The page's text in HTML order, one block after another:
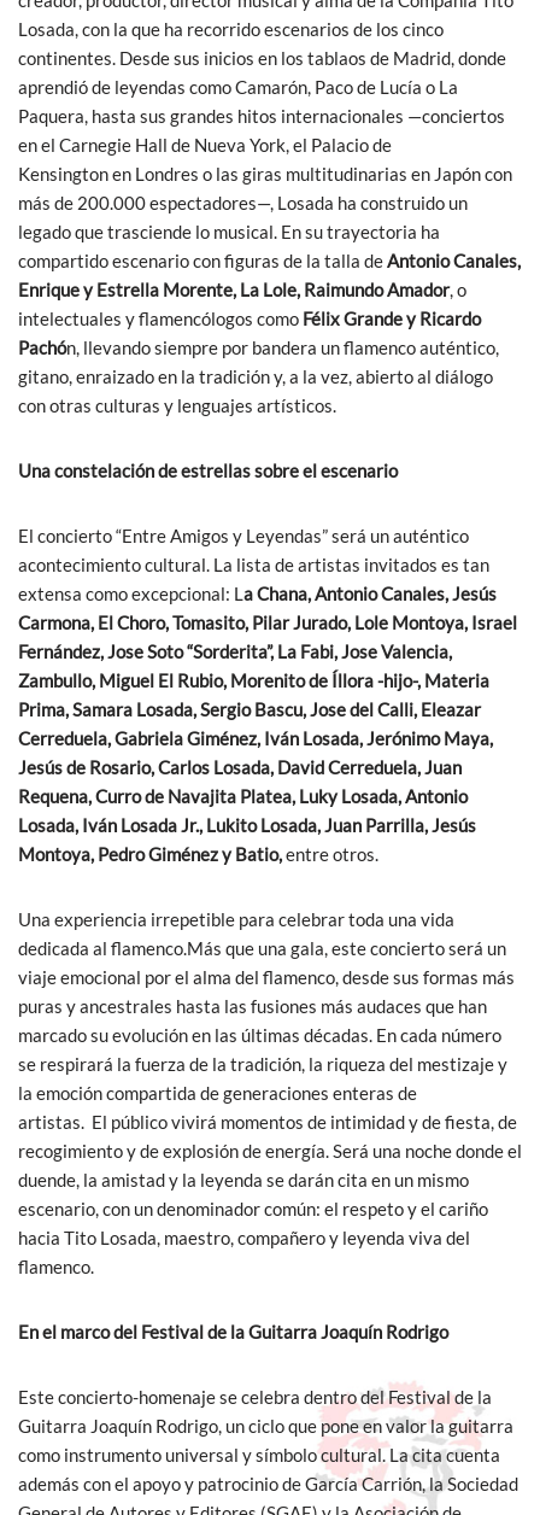
Losada, con la que ha recorrido escenarios de los cinco
continentes. Desde sus inicios en los tablaos de Madrid, donde
aprendió de leyendas como Camarón, Paco de Lucía o La
Paquera, hasta sus grandes hitos internacionales —conciertos
en el Carnegie Hall de Nueva York, el Palacio de
Kensington en Londres o las giras multitudinarias en Japón con
más de 200.000 espectadores—, Losada ha construido un
legado que trasciende lo musical. En su trayectoria ha
compartido escenario con figuras de la talla deAntonio Canales,
Enrique y Estrella Morente, La Lole, Raimundo Amador, o
intelectuales y flamencólogos como Félix Grande y Ricardo
Pachón, llevando siempre por bandera un flamenco auténtico,
gitano, enraizado en la tradición y, a la vez, abierto al diálogo
con otras culturas y lenguajes artísticos.
Una constelación de estrellas sobre el escenario
El concierto “Entre Amigos y Leyendas” será un auténtico
acontecimiento cultural. La lista de artistas invitados es tan
extensa como excepcional: La Chana, Antonio Canales, Jesús
Carmona, El Choro, Tomasito, Pilar Jurado, Lole Montoya, Israel
Fernández,Jose Soto “Sorderita”, La Fabi, Jose Valencia,
Zambullo, Miguel El Rubio, Morenito de Íllora -hijo-, Materia
Prima, Samara Losada, Sergio Bascu, Jose del Calli, Eleazar
Cerreduela, Gabriela Giménez, Iván Losada, Jerónimo Maya,
Jesús de Rosario, Carlos Losada, David Cerreduela, Juan
Requena, Curro de Navajita Platea, Luky Losada, Antonio
Losada, Iván Losada Jr., Lukito Losada, Juan Parrilla, Jesús
Montoya, Pedro Giménez y Batio,entre otros.
Una experiencia irrepetible para celebrar toda una vida
dedicada al flamenco.Más que una gala, este concierto será un
viaje emocional por el alma del flamenco, desde sus formas más
puras y ancestrales hasta las fusiones más audaces que han
marcado su evolución en las últimas décadas. En cada número
se respirará la fuerza de la tradición, la riqueza del mestizaje y
la emoción compartida de generaciones enteras de
artistas. El público vivirá momentos de intimidad y de fiesta, de
recogimiento y de explosión de energía. Será una noche donde el
duende, la amistad y la leyenda se darán cita en un mismo
escenario, con un denominador común: el respeto y el cariño
hacia Tito Losada, maestro, compañero y leyenda viva del
flamenco.
En el marco del Festival de la Guitarra Joaquín Rodrigo
Este concierto-homenaje se celebra dentro del Festival de la
Guitarra Joaquín Rodrigo, un ciclo que pone en valor la guitarra
como instrumento universal y símbolo cultural. La cita cuenta
además con el apoyo y patrocinio de García Carrión, la Sociedad